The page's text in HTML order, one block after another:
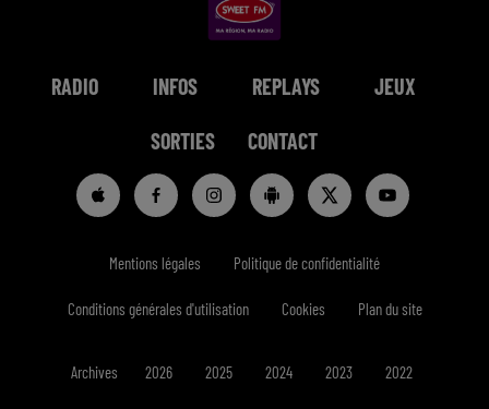
RADIO INFOS REPLAYS JEUX
SORTIES CONTACT
Mentions légales Politique de confidentialité
Conditions générales d'utilisation Cookies Plan du site
Archives 2026 2025 2024 2023 2022